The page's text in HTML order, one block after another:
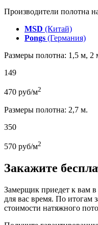
Производители полотна
MSD (Китай)
Pongs (Германия)
Размеры полотна: 1,5 м,
149
470 руб/м2
Размеры полотна: 2,7 м.
350
570 руб/м2
Закажите
Замерщик приедет к вам
для вас время. По итогам
стоимости натяжного